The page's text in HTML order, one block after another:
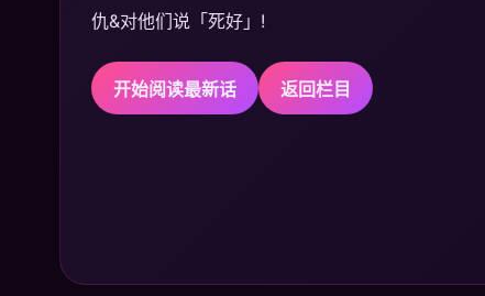
仇&对他们说「死好」!
开始阅读最新话 返回栏目